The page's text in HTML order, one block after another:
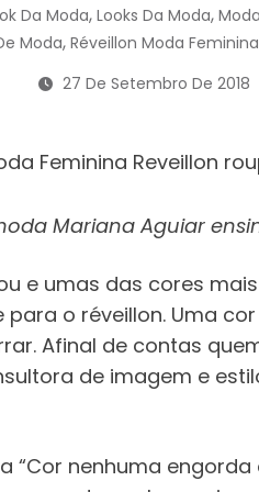
Da Moda, Looks Da Moda,
Moda, Réveillon Moda Feminina
27 De Setembro De 2018
Mariana Aguiar
e umas das cores
para o réveillon. Uma
Afinal de contas
de imagem e
“Cor nenhuma